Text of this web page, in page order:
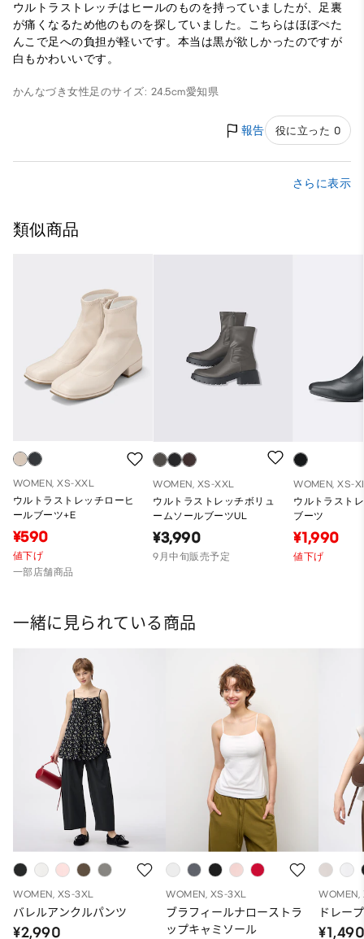
ウルトラストレッチはヒールのものを持っていましたが、足裏
が痛くなるため他のものを探していました。こちらはほぼぺた
んこで足への負担が軽いです。本当は黒が欲しかったのですが
白もかわいいです。
かんなづき女性足のサイズ: 24.5cm愛知県
報告 役に立った 0
さらに表示
類似商品
WOMEN, XS-XXL
ウルトラストレッチローヒ
ールブーツ+E
¥590
値下げ
一部店舗商品
WOMEN, XS-XXL
ウルトラストレッチボリュ
ームソールブーツUL
¥3,990
9月中旬販売予定
WOMEN, XS-
ウルトラスト
ブーツ
¥1,990
値下げ
一緒に見られている商品
WOMEN, XS-3XL
バレルアンクルパンツ
¥2,990
WOMEN, XS-3XL
ブラフィールナローストラ
ップキャミソール
WOMEN,
ドレー